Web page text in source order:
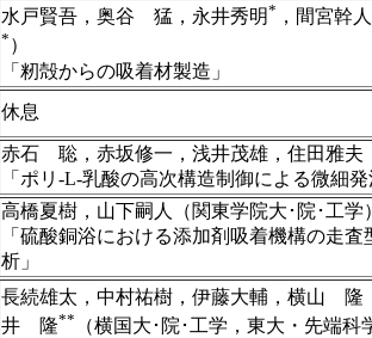
水戸賢吾，奥谷 猛，永井秀明* ，間宮幹人
* ）
「籾殻からの吸着材製造」
休息
赤石 聡，赤坂修一，浅井茂雄，住田
「ポリ-L-乳酸の高次構造制御による微
高橋夏樹，山下嗣人（関東学院大･院･
「硫酸銅浴における添加剤吸着機構の走
析」
長続雄太，中村祐樹，伊藤大輔，横山 隆
井 隆**
（横国大･院･工学，東大・先端